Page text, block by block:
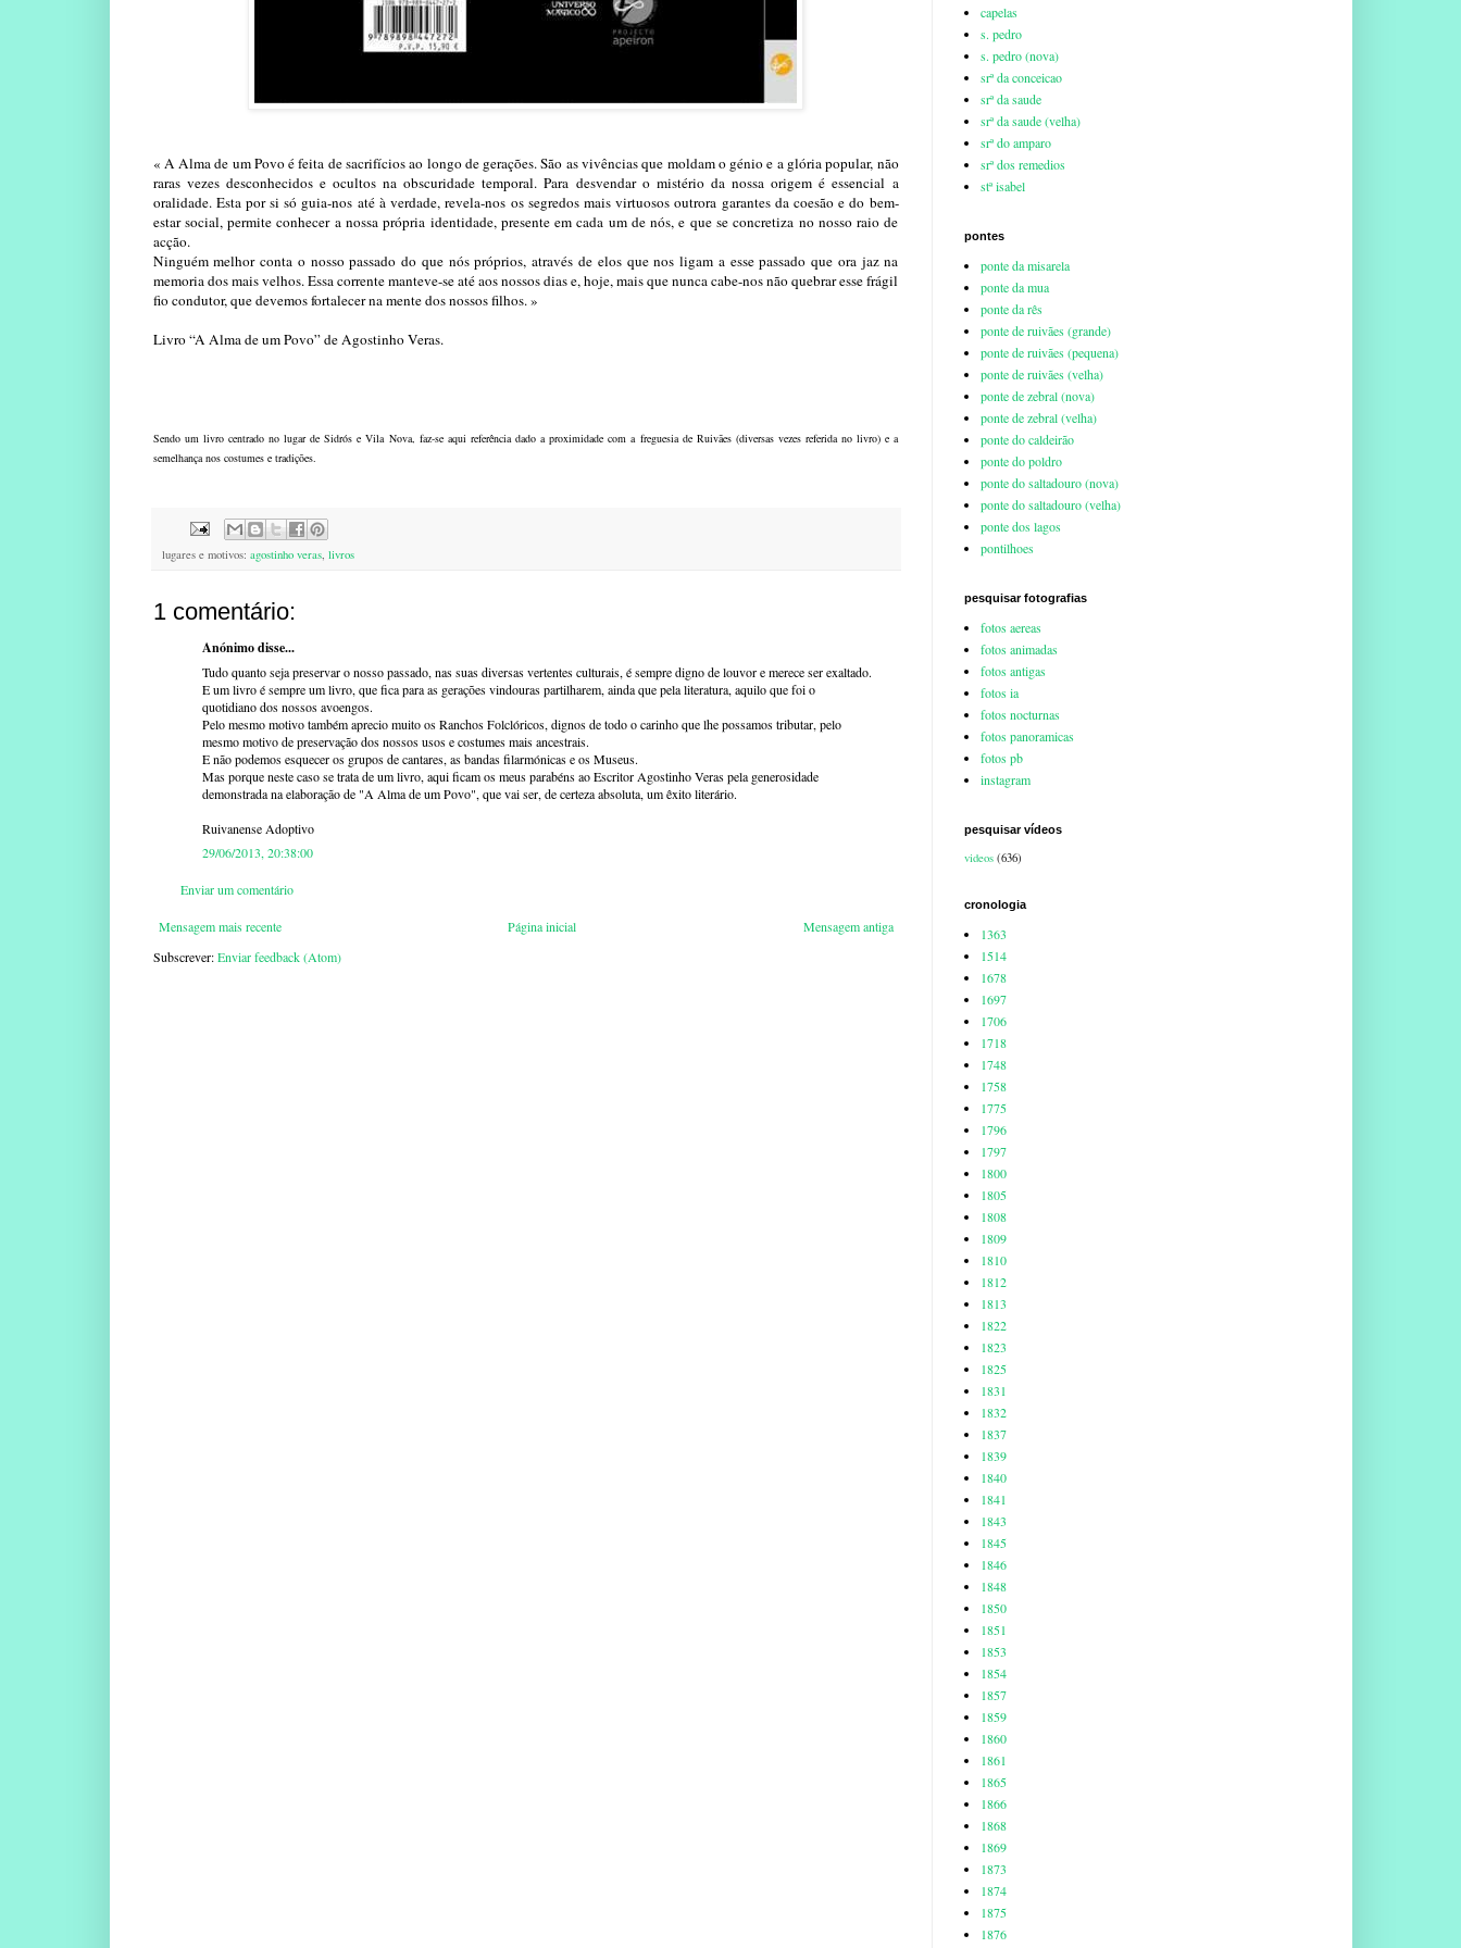
« A Alma de um Povo é feita de sacrifícios ao longo de gerações. São as vivências que moldam o génio e a glória popular, não
raras vezes desconhecidos e ocultos na obscuridade temporal. Para desvendar o mistério da nossa origem é essencial a
oralidade. Esta por si só guia-nos até à verdade, revela-nos os segredos mais virtuosos outrora garantes da coesão e do bem-
estar social, permite conhecer a nossa própria identidade, presente em cada um de nós, e que se concretiza no nosso raio de
acção.
Ninguém melhor conta o nosso passado do que nós próprios, através de elos que nos ligam a esse passado que ora jaz na
memoria dos mais velhos. Essa corrente manteve-se até aos nossos dias e, hoje, mais que nunca cabe-nos não quebrar esse frágil
fio condutor, que devemos fortalecer na mente dos nossos filhos. »
Livro “A Alma de um Povo” de Agostinho Veras.
Sendo um livro centrado no lugar de Sidrós e Vila Nova, faz-se aqui referência dado a proximidade com a freguesia de Ruivães (diversas vezes referida no livro) e a
semelhança nos costumes e tradições.
lugares e motivos: agostinho veras, livros
1 comentário:
Anónimo disse...
Tudo quanto seja preservar o nosso passado, nas suas diversas vertentes culturais, é sempre digno de louvor e merece ser exaltado.
E um livro é sempre um livro, que fica para as gerações vindouras partilharem, ainda que pela literatura, aquilo que foi o
quotidiano dos nossos avoengos.
Pelo mesmo motivo também aprecio muito os Ranchos Folclóricos, dignos de todo o carinho que lhe possamos tributar, pelo
mesmo motivo de preservação dos nossos usos e costumes mais ancestrais.
E não podemos esquecer os grupos de cantares, as bandas filarmónicas e os Museus.
Mas porque neste caso se trata de um livro, aqui ficam os meus parabéns ao Escritor Agostinho Veras pela generosidade
demonstrada na elaboração de "A Alma de um Povo", que vai ser, de certeza absoluta, um êxito literário.
Ruivanense Adoptivo
29/06/2013, 20:38:00
Enviar um comentário
Mensagem mais recente Mensagem antiga
Página inicial
Subscrever:Enviar feedback (Atom)
capelas
s. pedro
s. pedro (nova)
srª da conceicao
srª da saude
srª da saude (velha)
srª do amparo
srª dos remedios
stª isabel
pontes
ponte da misarela
ponte da mua
ponte da rês
ponte de ruivães (grande)
ponte de ruivães (pequena)
ponte de ruivães (velha)
ponte de zebral (nova)
ponte de zebral (velha)
ponte do caldeirão
ponte do poldro
ponte do saltadouro (nova)
ponte do saltadouro (velha)
ponte dos lagos
pontilhoes
pesquisar fotografias
fotos aereas
fotos animadas
fotos antigas
fotos ia
fotos nocturnas
fotos panoramicas
fotos pb
instagram
pesquisar vídeos
videos (636)
cronologia
1363
1514
1678
1697
1706
1718
1748
1758
1775
1796
1797
1800
1805
1808
1809
1810
1812
1813
1822
1823
1825
1831
1832
1837
1839
1840
1841
1843
1845
1846
1848
1850
1851
1853
1854
1857
1859
1860
1861
1865
1866
1868
1869
1873
1874
1875
1876